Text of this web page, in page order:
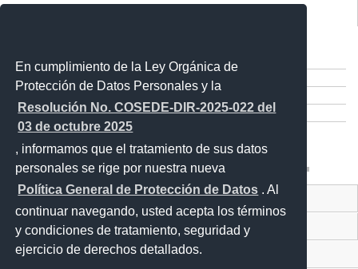
En cumplimiento de la Ley Orgánica de
Protección de Datos Personales y la
Resolución No. COSEDE-DIR-2025-022 del
03 de octubre 2025
, informamos que el tratamiento de sus datos
personales se rige por nuestra nueva
Política General de Protección de Datos . Al
continuar navegando, usted acepta los términos
y condiciones de tratamiento, seguridad y
ejercicio de derechos detallados.
Compartir
Mail
Entérate
Contacto Ciudadano
Proyecto Personajes Emblemáticos
Sistema Nacional de Información (SNI)